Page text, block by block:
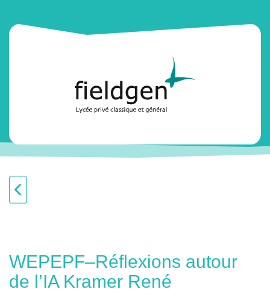
WEPEPF–Réflexions autour
de l’IA Kramer René